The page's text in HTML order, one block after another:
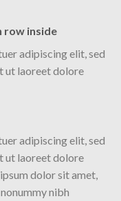
row inside
adipiscing elit, sed
ut laoreet dolore
adipiscing elit, sed
ut laoreet dolore
dolor sit amet,
nibh